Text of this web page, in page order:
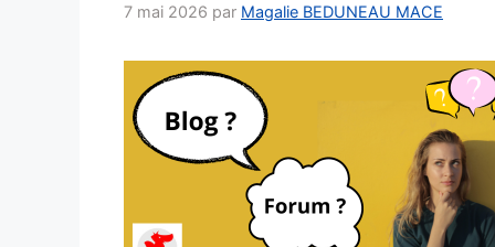
7 mai 2026 par Magalie BEDUNEAU MACE